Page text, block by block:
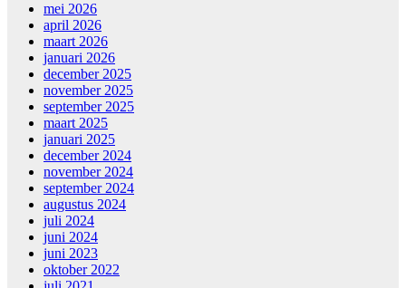
mei 2026
april 2026
maart 2026
januari 2026
december 2025
november 2025
september 2025
maart 2025
januari 2025
december 2024
november 2024
september 2024
augustus 2024
juli 2024
juni 2024
juni 2023
oktober 2022